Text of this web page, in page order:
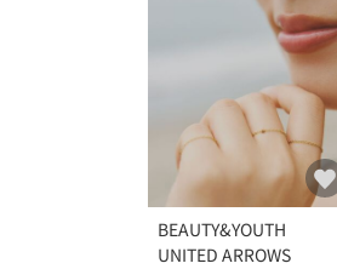
BEAUTY&YOUTH
UNITED ARROWS